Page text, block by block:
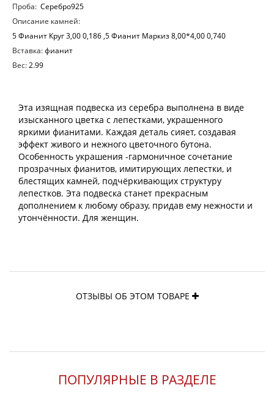
Проба: Серебро925
Описание камней:
5 Фианит Круг 3,00 0,186 ,5 Фианит Маркиз 8,00*4,00 0,740
Вставка:фианит
Вес:2.99
Эта изящная подвеска из серебра выполнена в виде
изысканного цветка с лепестками, украшенного
яркими фианитами. Каждая деталь сияет, создавая
эффект живого и нежного цветочного бутона.
Особенность украшения -гармоничное сочетание
прозрачных фианитов, имитирующих лепестки, и
блестящих камней, подчёркивающих структуру
лепестков. Эта подвеска станет прекрасным
дополнением к любому образу, придав ему нежности и
утончённости. Для женщин.
ОТЗЫВЫ ОБ ЭТОМ ТОВАРЕ
ПОПУЛЯРНЫЕ В РАЗДЕЛЕ